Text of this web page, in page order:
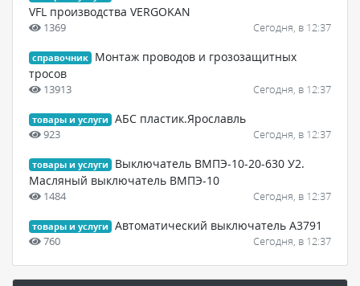
VFL производства VERGOKAN
1369 Сегодня, в 12:37
справочник
Монтаж проводов и грозозащитных
тросов
13913 Сегодня, в 12:37
товары и услуги АБС пластик.Ярославль
923 Сегодня, в 12:37
товары и услуги
Выключатель ВМПЭ-10-20-630 У2.
Масляный выключатель ВМПЭ-10
1484 Сегодня, в 12:37
товары и услуги Автоматический выключатель А3791
760 Сегодня, в 12:37